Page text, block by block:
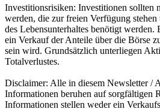
Investitionsrisiken: Investitionen sollten
werden, die zur freien Verfügung
des Lebensunterhaltes benötigt werden.
ein Verkauf der Anteile über die Börse
sein wird. Grundsätzlich unterliegen
Totalverlustes.
Disclaimer: Alle in diesem Newsletter /
Informationen beruhen auf sorgfältigen
Informationen stellen weder ein